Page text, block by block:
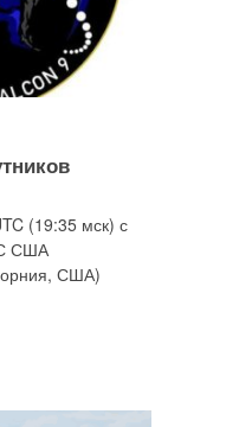
(19:35 мск) с
США
США)